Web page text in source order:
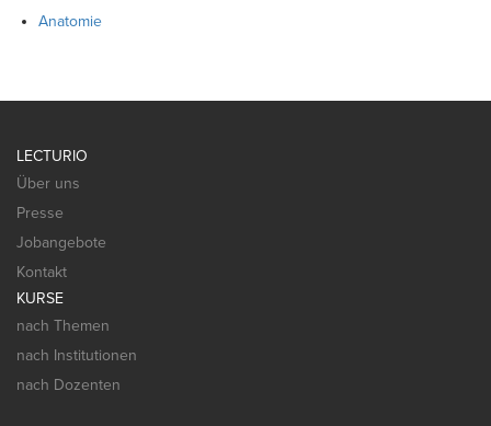
Anatomie
LECTURIO
Über uns
Presse
Jobangebote
Kontakt
KURSE
nach Themen
nach Institutionen
nach Dozenten